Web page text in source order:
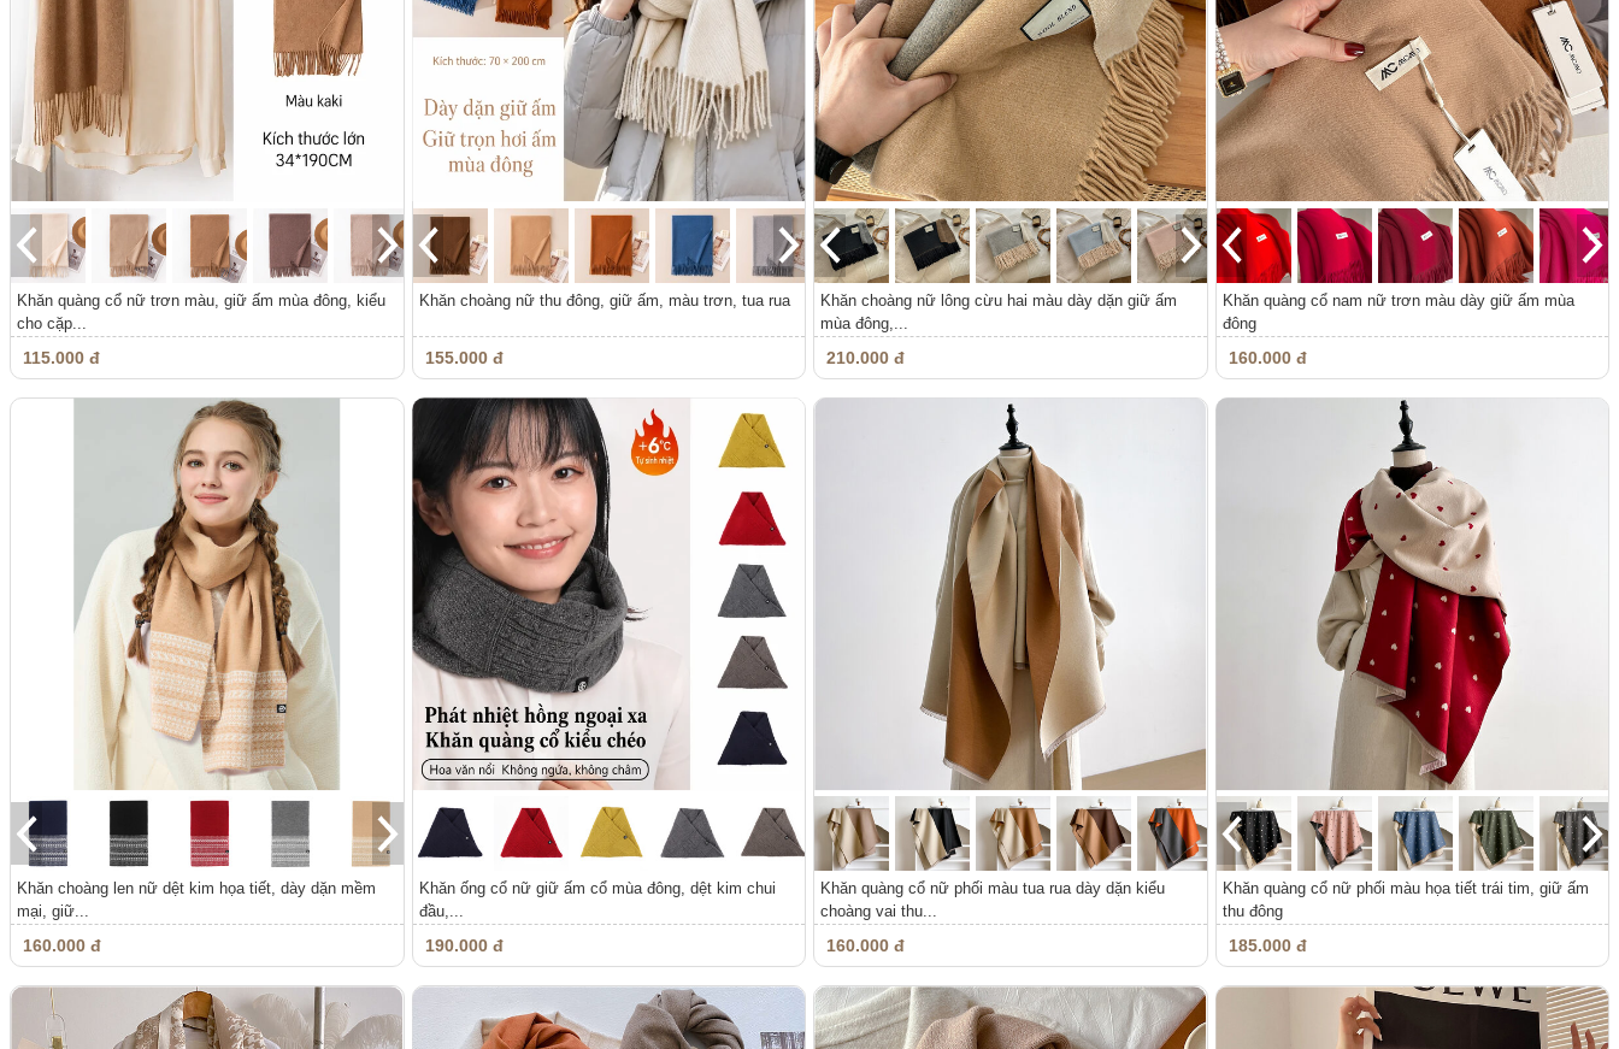
Khăn quàng cổ nữ trơn màu, giữ ấm mùa đông, kiểu
cho cặp...
115.000 đ
Khăn choàng nữ thu đông, giữ ấm, màu trơn, tua rua
155.000 đ
Khăn choàng nữ lông cừu hai màu dày dặn giữ ấm
mùa đông,...
210.000 đ
Khăn quàng cổ nam nữ trơn màu dày giữ ấm mùa
đông
160.000 đ
Khăn choàng len nữ dệt kim họa tiết, dày dặn mềm
mại, giữ...
160.000 đ
Khăn ống cổ nữ giữ ấm cổ mùa đông, dệt kim chui
đầu,...
190.000 đ
Khăn quàng cổ nữ phối màu tua rua dày dặn kiểu
choàng vai thu...
160.000 đ
Khăn quàng cổ nữ phối màu họa tiết trái tim, giữ ấm
thu đông
185.000 đ